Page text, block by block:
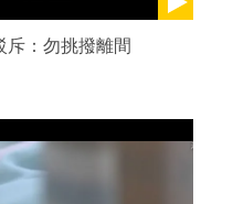
：勿挑撥離間